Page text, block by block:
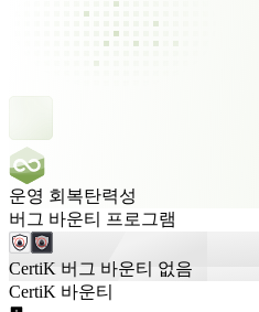
운영 회복탄력성
버그 바운티 프로그램
CertiK 버그 바운티 없음
CertiK 바운티